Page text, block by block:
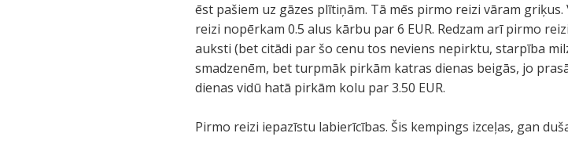
ēst pašiem uz gāzes plītiņām. Tā mēs pirmo reizi vāram
reizi nopērkam 0.5 alus kārbu par 6 EUR. Redzam arī pirmo
auksti (bet citādi par šo cenu tos neviens nepirktu, starpība
smadzenēm, bet turpmāk pirkām katras dienas beigās, jo
dienas vidū hatā pirkām kolu par 3.50 EUR.
Pirmo reizi iepazīstu labierīcības. Šis kempings izceļas, gan